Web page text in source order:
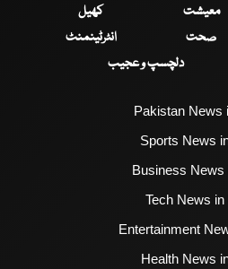
معیشت
کھیل
صحت
انٹرٹینمنٹ
دلچسپ و عجیب
Pakistan News
Sports News
Business News
Tech News in
Entertainment
Health News